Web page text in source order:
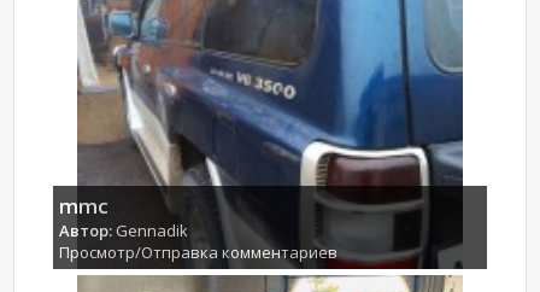
mmc
Автор:Gennadik
Просмотр/Отправка комментариев